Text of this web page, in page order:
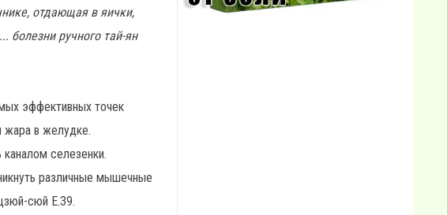
отдающая в яички,
болезни ручного тай-ян
эффективных точек
жара в желудке.
селезенки.
различные мышечные
сюй Е.39.